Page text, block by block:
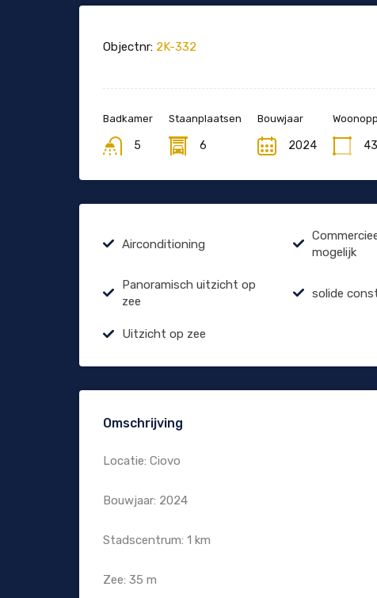
Objectnr: 2K-332
Badkamer
5
Staanplaatsen
6
Bouwjaar
2024
Airconditioning
mogelijk
Panoramisch uitzicht op
zee
solide
Uitzicht op zee
Omschrijving
Locatie: Ciovo
Bouwjaar: 2024
Stadscentrum: 1 km
Zee: 35 m